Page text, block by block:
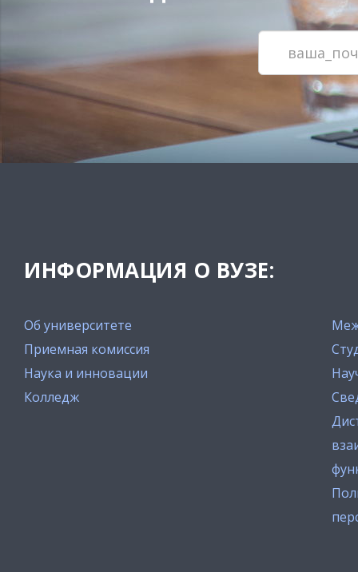
ИНФОРМАЦИЯ О ВУЗЕ:
Об университете
Приемная комиссия
Наука и инновации
Колледж